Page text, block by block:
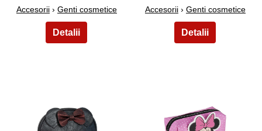
Accesorii› Genti cosmetice Accesorii› Genti cosmetice